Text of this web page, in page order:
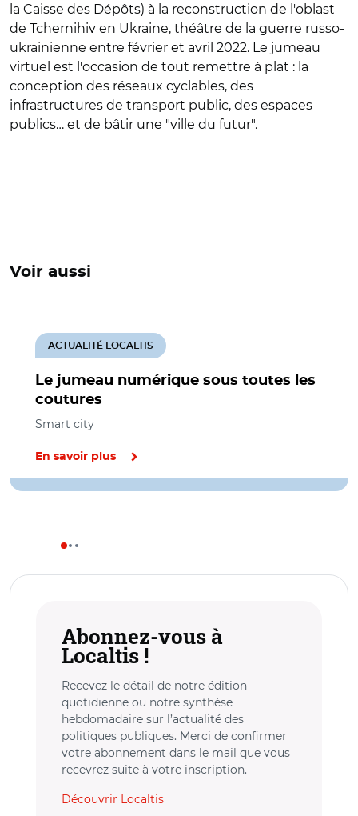
la Caisse des Dépôts) à la reconstruction de l'oblast
de Tchernihiv en Ukraine, théâtre de la guerre russo-
ukrainienne entre février et avril 2022. Le jumeau
virtuel est l'occasion de tout remettre à plat : la
conception des réseaux cyclables, des
infrastructures de transport public, des espaces
publics… et de bâtir une "ville du futur".
Voir aussi
Le jumeau numérique sous toutes les
coutures
ACTUALITÉ LOCALTIS
Smart city
En savoir plus
Abonnez-vous à
Localtis !
Recevez le détail de notre édition
quotidienne ou notre synthèse
hebdomadaire sur l’actualité des
politiques publiques. Merci de confirmer
votre abonnement dans le mail que vous
recevrez suite à votre inscription.
Découvrir Localtis